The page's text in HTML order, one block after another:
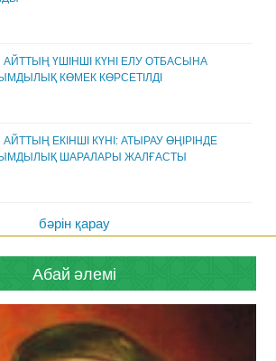
АЙТТЫҢ ҮШІНШІ КҮНІ ЕЛУ ОТБАСЫНА
КӨМЕК КӨРСЕТІЛДІ
ЕКІНШІ КҮНІ: АТЫРАУ ӨҢІРІНДЕ
ШАРАЛАРЫ ЖАЛҒАСТЫ
бәрін қарау
Абай әлемі